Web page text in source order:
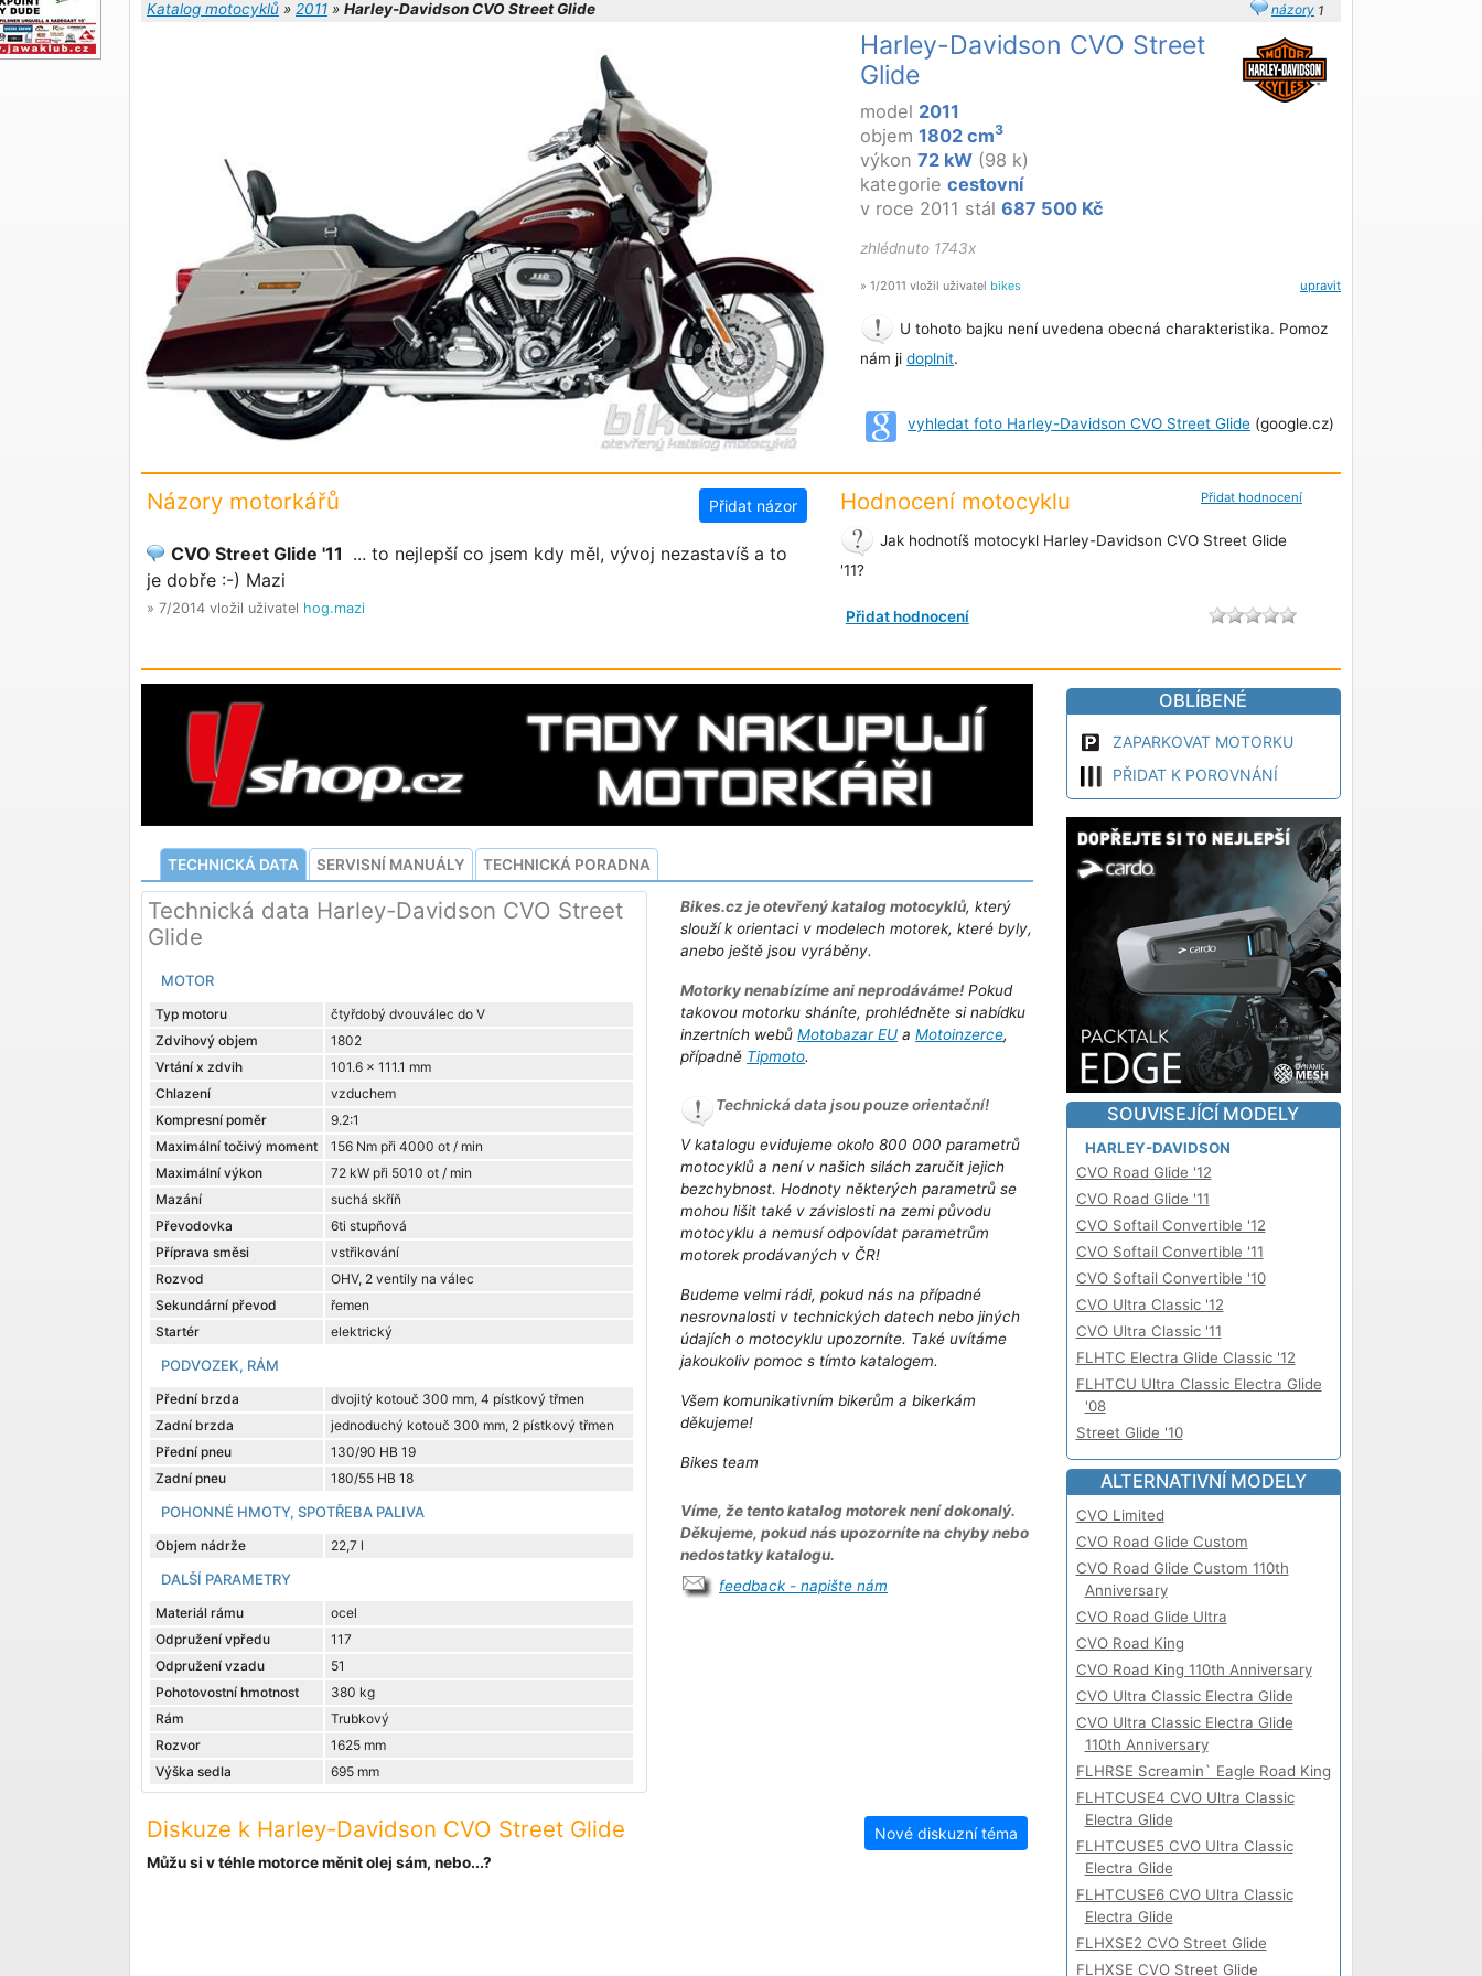
názory 1
Katalog motocyklů » 2011 » Harley-Davidson CVO Street Glide
Harley-Davidson CVO Street
Glide
model 2011
objem1802 cm3
výkon72 kW (98 k)
kategoriecestovní
v roce 2011 stál687 500 Kč
zhlédnuto 1743x
upravit
» 1/2011 vložil uživatel bikes
U tohoto bajku není uvedena obecná charakteristika. Pomoz
nám jidoplnit.
vyhledat foto Harley-Davidson CVO Street Glide (google.cz)
Názory motorkářů Přidat názor
CVO Street Glide '11 ... to nejlepší co jsem kdy měl, vývoj nezastavíš a to
je dobře :-) Mazi
» 7/2014 vložil uživatel hog.mazi
Přidat hodnocení
Hodnocení motocyklu
Jak hodnotíš motocykl Harley-Davidson CVO Street Glide
'11?
Přidat hodnocení
TECHNICKÁ DATA SERVISNÍ MANUÁLY TECHNICKÁ PORADNA
Technická data Harley-Davidson CVO Street
Glide
MOTOR
Typ motoru
čtyřdobý dvouválec do V
Zdvihový objem
1802
Vrtání x zdvih
101.6 x 111.1 mm
Chlazení
vzduchem
Kompresní poměr
9.2:1
Maximální točivý moment
156 Nm při 4000 ot / min
Maximální výkon
72 kW při 5010 ot / min
Mazání
suchá skříň
Převodovka
6ti stupňová
Příprava směsi
vstřikování
Rozvod
OHV, 2 ventily na válec
Sekundární převod
řemen
Startér
elektrický
PODVOZEK, RÁM
Přední brzda
dvojitý kotouč 300 mm, 4 pístkový třmen
Zadní brzda
jednoduchý kotouč 300 mm, 2 pístkový třmen
Přední pneu
130/90 HB 19
Zadní pneu
180/55 HB 18
POHONNÉ HMOTY, SPOTŘEBA PALIVA
Objem nádrže 22,7 l
DALŠÍ PARAMETRY
Materiál rámu
ocel
Odpružení vpředu
117
Odpružení vzadu
51
Pohotovostní hmotnost
380 kg
Rám
Trubkový
Rozvor
1625 mm
Výška sedla
695 mm
Bikes.cz je otevřený katalog motocyklů, který
slouží k orientaci v modelech motorek, které byly,
anebo ještě jsou vyráběny.
Motorky nenabízíme ani neprodáváme!Pokud
takovou motorku sháníte, prohlédněte si nabídku
inzertních webůMotobazar EU aMotoinzerce,
případně Tipmoto.
Technická data jsou pouze orientační!
V katalogu evidujeme okolo 800 000 parametrů
motocyklů a není v našich silách zaručit jejich
bezchybnost. Hodnoty některých parametrů se
mohou lišit také v závislosti na zemi původu
motocyklu a nemusí odpovídat parametrům
motorek prodávaných v ČR!
Budeme velmi rádi, pokud nás na případné
nesrovnalosti v technických datech nebo jiných
údajích o motocyklu upozorníte. Také uvítáme
jakoukoliv pomoc s tímto katalogem.
Všem komunikativním bikerům a bikerkám
děkujeme!
Bikes team
Víme, že tento katalog motorek není dokonalý.
Děkujeme, pokud nás upozorníte na chyby nebo
nedostatky katalogu.
feedback - napište nám
Diskuze k Harley-Davidson CVO Street Glide Nové diskuzní téma
Můžu si v téhle motorce měnit olej sám, nebo...?
OBLÍBENÉ
ZAPARKOVAT MOTORKU
PŘIDAT K POROVNÁNÍ
SOUVISEJÍCÍ MODELY
HARLEY-DAVIDSON
CVO Road Glide '12
CVO Road Glide '11
CVO Softail Convertible '12
CVO Softail Convertible '11
CVO Softail Convertible '10
CVO Ultra Classic '12
CVO Ultra Classic '11
FLHTC Electra Glide Classic '12
FLHTCU Ultra Classic Electra Glide
'08
Street Glide '10
ALTERNATIVNÍ MODELY
CVO Limited
CVO Road Glide Custom
CVO Road Glide Custom 110th
Anniversary
CVO Road Glide Ultra
CVO Road King
CVO Road King 110th Anniversary
CVO Ultra Classic Electra Glide
CVO Ultra Classic Electra Glide
110th Anniversary
FLHRSE Screamin` Eagle Road King
FLHTCUSE4 CVO Ultra Classic
Electra Glide
FLHTCUSE5 CVO Ultra Classic
Electra Glide
FLHTCUSE6 CVO Ultra Classic
Electra Glide
FLHXSE2 CVO Street Glide
FLHXSE CVO Street Glide